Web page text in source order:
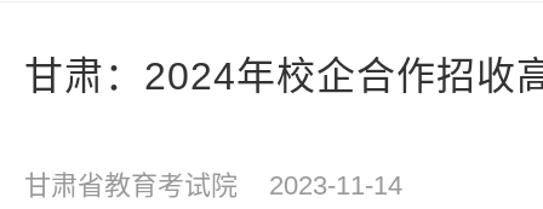
甘肃：2024年校企合作招收
甘肃省教育考试院 2023-11-14